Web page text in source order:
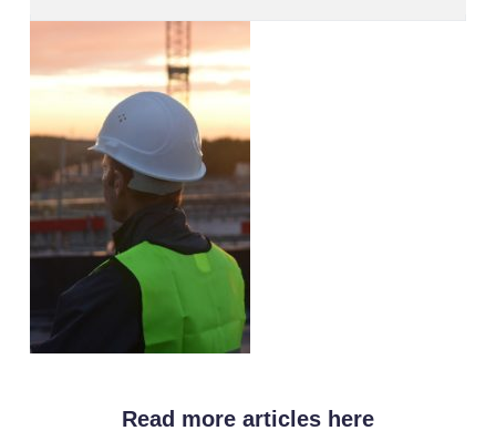
Read more articles here